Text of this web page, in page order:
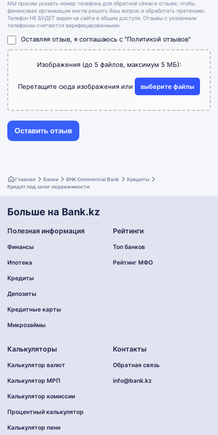
МЫ просим указать номер телефона для обратной связи в отзыве, чтобы
финансовая организация могла решить Ваш вопрос и обработать претензию.
Телефон НЕ БУДЕТ виден на сайте в общем доступе. Отзывы с указанным
телефоном считаются верифицированными.
Оставляя отзыв, я соглашаюсь с "Политикой отзывов"
Изображения (до 5 файлов, максимум 5 МБ):
Перетащите сюда изображения или выберите файлы
Главная Банки BNK Commercial Bank
Кредиты
Кредит под залог недвижимости
Больше на Bank.kz
Полезная информация
Финансы
Ипотека
Кредиты
Депозиты
Кредитные карты
Микрозаймы
Рейтинги
Топ банков
Рейтинг МФО
Калькуляторы
Калькулятор валют
Калькулятор МРП
Калькулятор комиссии
Процентный калькулятор
Калькулятор пени
Контакты
Обратная связь
info@bank.kz